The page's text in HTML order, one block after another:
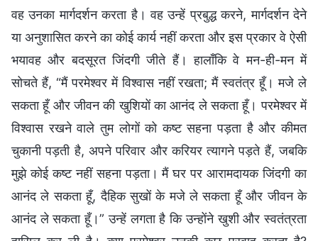
वह उनका मार्गदर्शन करता है। वह उन्हें प्रबुद्ध करने, मार्गदर्शन देने
या अनुशासित करने का कोई कार्य नहीं करता और इस प्रकार वे ऐसी
भयावह और बदसूरत जिंदगी जीते हैं। हालाँकि वे मन-ही-मन में
सोचते हैं, “मैं परमेश्वर में विश्वास नहीं रखता; मैं स्वतंत्र हूँ। मजे ले
सकता हूँ और जीवन की खुशियों का आनंद ले सकता हूँ। परमेश्वर में
विश्वास रखने वाले तुम लोगों को कष्ट सहना पड़ता है और कीमत
चुकानी पड़ती है, अपने परिवार और करियर त्यागने पड़ते हैं, जबकि
मुझे कोई कष्ट नहीं सहना पड़ता। मैं घर पर आरामदायक जिंदगी का
आनंद ले सकता हूँ, दैहिक सुखों के मजे ले सकता हूँ और जीवन के
आनंद ले सकता हूँ।” उन्हें लगता है कि उन्होंने खुशी और स्वतंत्रता